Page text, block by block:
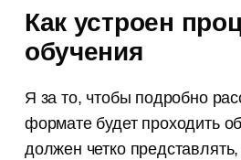
Как устроен
обучения
Я за то, чтобы подробно
формате будет проходить
должен четко